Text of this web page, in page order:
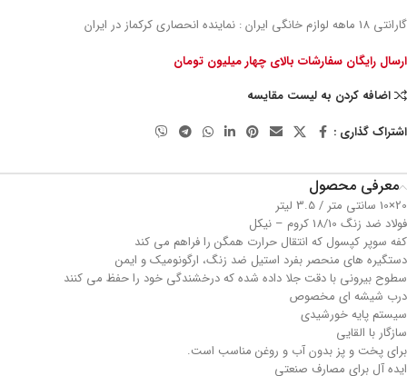
گارانتی 18 ماهه لوازم خانگی ایران : نماینده انحصاری کرکماز در ایران
ارسال رایگان سفارشات بالای چهار میلیون تومان
اضافه کردن به لیست مقایسه
اشتراک گذاری :
معرفی محصول
20×10 سانتی متر / 3.5 لیتر
فولاد ضد زنگ 18/10 کروم – نیکل
کفه سوپر کپسول که انتقال حرارت همگن را فراهم می کند
دستگیره های منحصر بفرد استیل ضد زنگ، ارگونومیک و ایمن
سطوح بیرونی با دقت جلا داده شده که درخشندگی خود را حفظ می کنند
درب شیشه ای مخصوص
سیستم پایه خورشیدی
سازگار با القایی
برای پخت و پز بدون آب و روغن مناسب است.
ایده آل برای مصارف صنعتی